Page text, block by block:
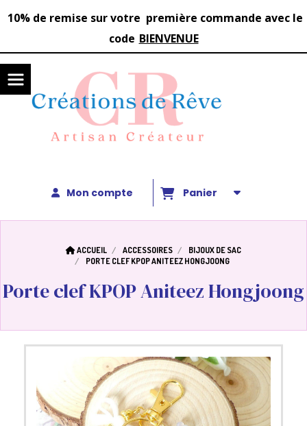
10%de remise sur votre première commande avec le
code BIENVENUE
Mon compte Panier
ACCUEIL ACCESSOIRES
BIJOUX DE SAC
PORTE CLEF KPOP ANITEEZ HONGJOONG
Porte clef KPOP Aniteez Hongjoong